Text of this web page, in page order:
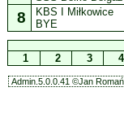
8
KBS I Miłkowice
BYE
1 2 3 4
Admin.5.0.0.41 ©Jan